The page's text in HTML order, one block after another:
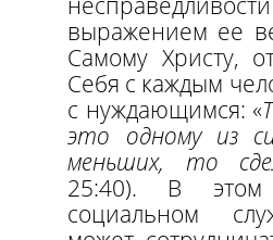
выражением ее
Самому Христу,
Себя с каждым
с нуждающимся: «
это одному из
меньших, то
25:40). В этом
социальном